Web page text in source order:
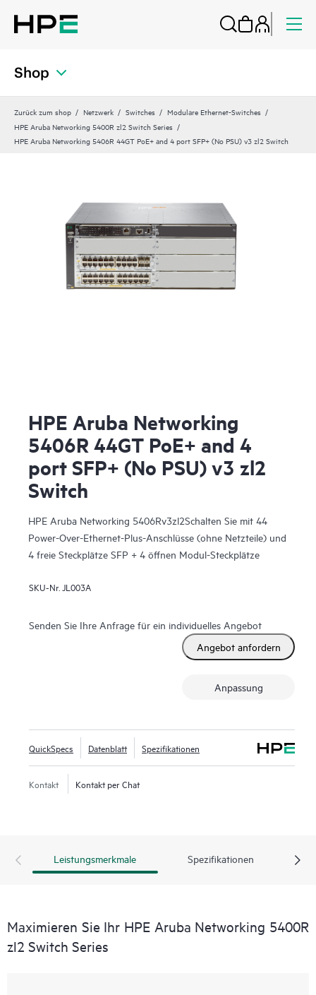
Shop
Zurück zum shop Netzwerk Switches
Modulare Ethernet-Switches
HPE Aruba Networking 5400R zl2 Switch Series
HPE Aruba Networking 5406R 44GT PoE+ and 4 port SFP+ (No PSU) v3 zl2 Switch
HPE Aruba Networking
5406R 44GT PoE+ and 4
port SFP+ (No PSU) v3 zl2
Switch
HPE Aruba Networking 5406Rv3zl2Schalten Sie mit 44
Power-Over-Ethernet-Plus-Anschlüsse (ohne Netzteile) und
4 freie Steckplätze SFP + 4 öffnen Modul-Steckplätze
SKU-Nr. JL003A
Senden Sie Ihre Anfrage für ein individuelles Angebot
Angebot anfordern
Anpassung
QuickSpecs Datenblatt Spezifikationen
Kontakt Kontakt per Chat
Leistungsmerkmale Spezifikationen
Maximieren Sie Ihr HPE Aruba Networking 5400R
zl2 Switch Series